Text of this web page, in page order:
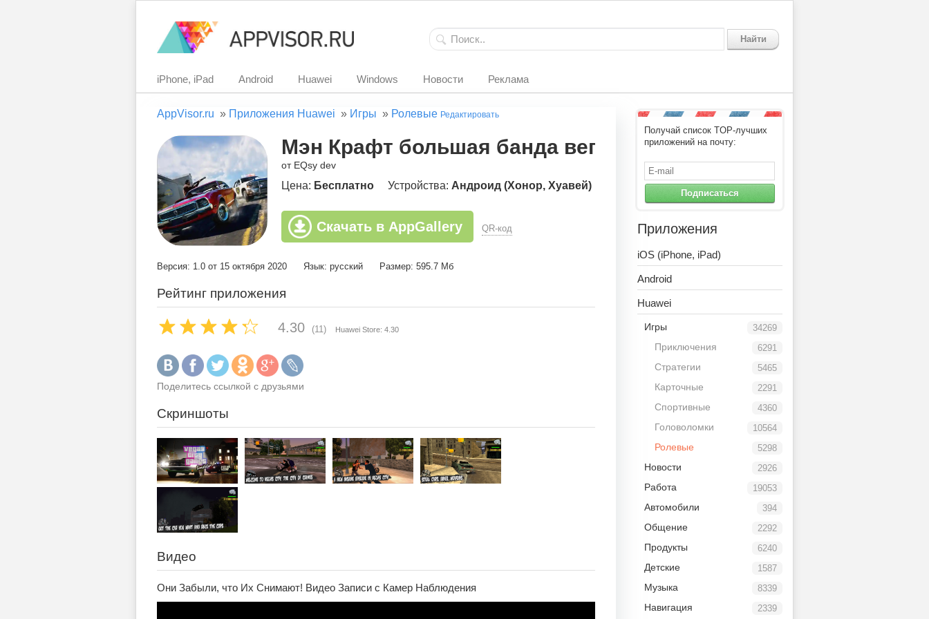
Найти
iPhone, iPad Android Huawei Windows Новости Реклама
AppVisor.ru » Приложения Huawei » Игры » Ролевые Редактировать
Мэн Крафт большая банда вегаса: преступный город Мэн
от EQsy dev
Цена: Бесплатно Устройства: Андроид (Хонор, Хуавей)
Скачать в AppGallery QR-код
Версия: 1.0 от 15 октября 2020 Язык: русский Размер: 595.7 Мб
Рейтинг приложения
4.30 (11) Huawei Store: 4.30
Поделитесь ссылкой с друзьями
Скриншоты
Видео
Они Забыли, что Их Снимают! Видео Записи с Камер Наблюдения
Получай список TOP-лучших
приложений на почту:
Подписаться
Приложения
iOS (iPhone, iPad)
Android
Huawei
34269
Игры
6291
Приключения
5465
Стратегии
2291
Карточные
4360
Спортивные
10564
Головоломки
5298
Ролевые
2926
Новости
19053
Работа
394
Автомобили
2292
Общение
6240
Продукты
1587
Детские
8339
Музыка
2339
Навигация